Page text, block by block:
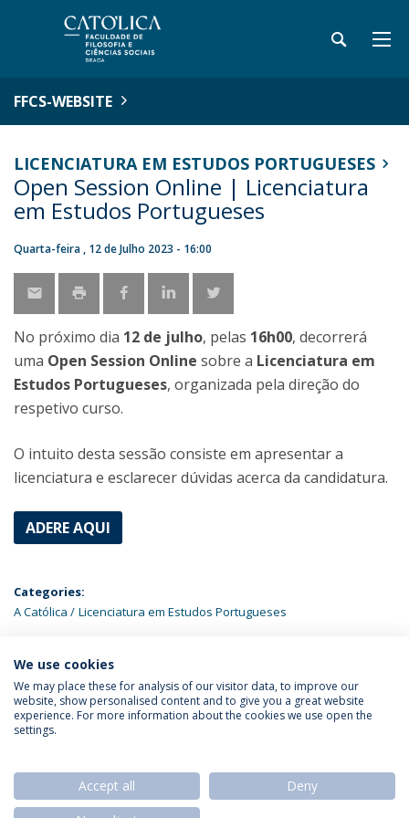
FFCS-WEBSITE
LICENCIATURA EM ESTUDOS PORTUGUESES
Open Session Online | Licenciatura
em Estudos Portugueses
Quarta-feira , 12 de Julho 2023 - 16:00
No próximo dia 12 de julho, pelas 16h00, decorrerá
uma Open Session Online sobre a Licenciatura em
Estudos Portugueses, organizada pela direção do
respetivo curso.
O intuito desta sessão consiste em apresentar a
licenciatura e esclarecer dúvidas acerca da candidatura.
ADERE AQUI
Categories:
A Católica
Licenciatura em Estudos Portugueses
ÚLTIMAS NOTÍCIAS
Política de Privacidade
Termos & Condições
We use cookies
We may place these for analysis of our visitor data, to improve our
website, show personalised content and to give you a great website
experience. For more information about the cookies we use open the
settings.
Accept all
Deny